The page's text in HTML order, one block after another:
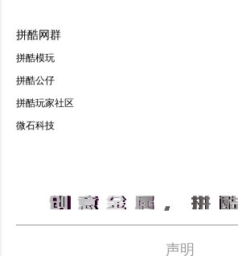
拼酷网群
拼酷模玩
拼酷公仔
拼酷玩家社区
微石科技
声明